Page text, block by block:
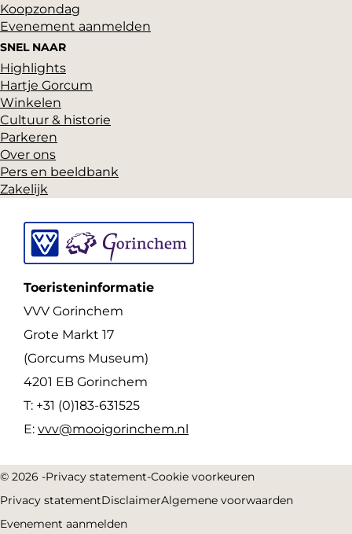
Koopzondag
Evenement aanmelden
SNEL NAAR
Highlights
Hartje Gorcum
Winkelen
Cultuur & historie
Parkeren
Over ons
Pers en beeldbank
Zakelijk
Toeristeninformatie
VVV Gorinchem
Grote Markt 17
(Gorcums Museum)
4201 EB Gorinchem
T: +31 (0)183-631525
E: vvv@mooigorinchem.nl
© 2026 -Privacy statement-Cookie voorkeuren
Privacy statementDisclaimerAlgemene voorwaarden
Evenement aanmelden